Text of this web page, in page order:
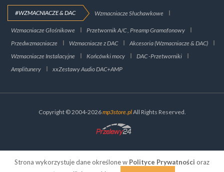
#WZMACNIACZE & DAC Wzmacniacze Słuchawkowe
Wzmacniacze Głośnikowe
Przetwornik A/C , Preamp Gramofonowy
Przedwzmacniacze
Wzmacniacze z DAC
Akcesoria (Wzmacniacze & DAC)
Wzmacniacze Instalacyjne
Końcówki mocy
DAC -Przetworniki
Amplitunery
xxZestawy Audio DAC+AMP
Copyright © 2004-2026mp3store.plAll Rights Reserved.
Strona wykorzystuje dane określone w Polityce Prywatności oraz